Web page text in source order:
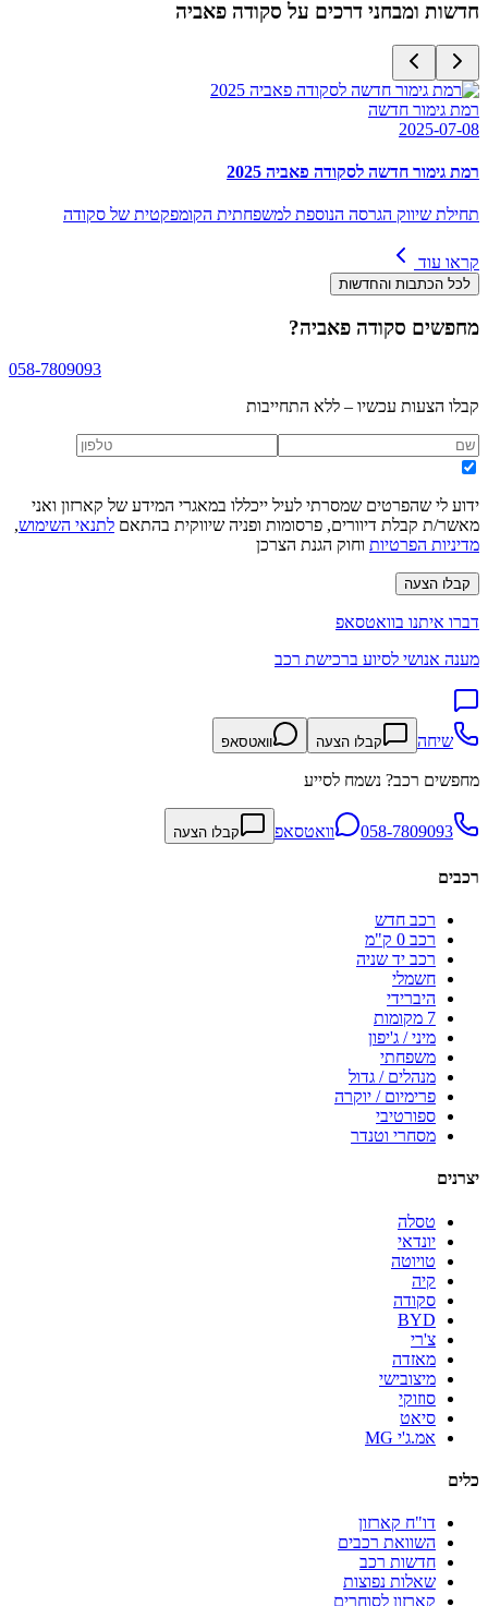
חדשות ומבחני דרכים על סקודה פאביה
רמת גימור חדשה
2025-07-08
רמת גימור חדשה לסקודה פאביה 2025
תחילת שיווק הגרסה הנוספת למשפחתית הקומפקטית של סקודה
קראו עוד
לכל הכתבות והחדשות
מחפשים סקודה פאביה?
058-7809093
קבלו הצעות עכשיו – ללא התחייבות
ידוע לי שהפרטים שמסרתי לעיל ייכללו במאגרי המידע של קארזון ואני
מאשר/ת קבלת דיוורים, פרסומות ופניה שיווקית בהתאם לתנאי השימוש,
מדיניות הפרטיות וחוק הגנת הצרכן
קבלו הצעה
דברו איתנו בוואטסאפ
מענה אנושי לסיוע ברכישת רכב
שיחה קבלו הצעה וואטסאפ
מחפשים רכב? נשמח לסייע
058-7809093 וואטסאפ קבלו הצעה
רכבים
רכב חדש
רכב 0 ק"מ
רכב יד שניה
חשמלי
היברידי
7 מקומות
מיני / ג'יפון
משפחתי
מנהלים / גדול
פרימיום / יוקרה
ספורטיבי
מסחרי וטנדר
יצרנים
טסלה
יונדאי
טויוטה
קיה
סקודה
BYD
צ'רי
מאזדה
מיצובישי
סוזוקי
סיאט
אמ.ג'י MG
כלים
דו"ח קארזון
השוואת רכבים
חדשות רכב
שאלות נפוצות
קארזון לסוחרים